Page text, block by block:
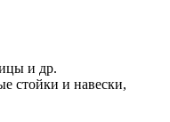
и др.
стойки и навески,